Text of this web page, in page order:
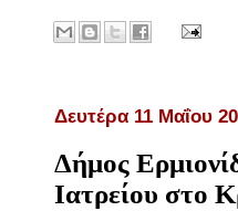
Δευτέρα 11 Μαΐου
Δήμος
Ιατρείου στο